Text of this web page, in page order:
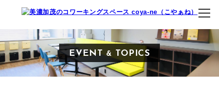
EVENT & TOPICS